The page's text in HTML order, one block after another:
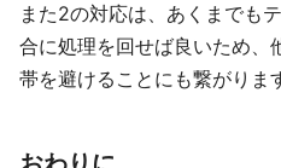
また2の対応は、あくまでも
合に処理を回せば良いため、
帯を避けることにも繋がりま